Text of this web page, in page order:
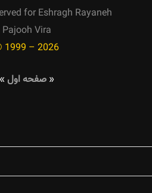
for Eshragh Rayaneh
Pajooh Vira
1999 – 2026
«صفحه اول»